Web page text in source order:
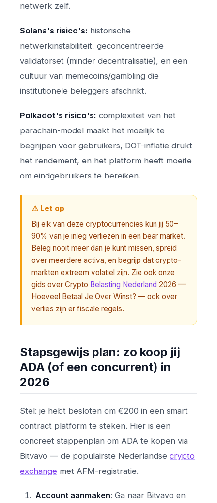
netwerk zelf.
Solana's risico's: historische
netwerkinstabiliteit, geconcentreerde
validatorset (minder decentralisatie), en een
cultuur van memecoins/gambling die
institutionele beleggers afschrikt.
Polkadot's risico's: complexiteit van het
parachain-model maakt het moeilijk te
begrijpen voor gebruikers, DOT-inflatie drukt
het rendement, en het platform heeft moeite
om eindgebruikers te bereiken.
⚠️ Let op
Bij elk van deze cryptocurrencies kun jij 50–
90% van je inleg verliezen in een bear market.
Beleg nooit meer dan je kunt missen, spreid
over meerdere activa, en begrijp dat crypto-
markten extreem volatiel zijn. Zie ook onze
gids over Crypto Belasting Nederland 2026 —
Hoeveel Betaal Je Over Winst? — ook over
verlies zijn er fiscale regels.
Stapsgewijs plan: zo koop jij
ADA (of een concurrent) in
2026
Stel: je hebt besloten om €200 in een smart
contract platform te steken. Hier is een
concreet stappenplan om ADA te kopen via
Bitvavo — de populairste Nederlandse crypto
exchange met AFM-registratie.
Account aanmaken: Ga naar Bitvavo en